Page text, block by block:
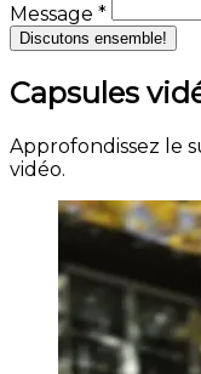
Message *
Discutons ensemble!
Capsules
Approfondissez le
vidéo.